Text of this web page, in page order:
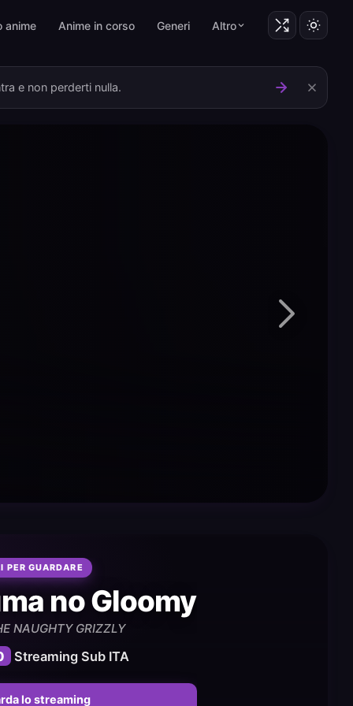
anime Anime in corso Generi Altro
e non perderti nulla.
PER GUARDARE
no Gloomy
NAUGHTY GRIZZLY
Streaming Sub ITA
lo streaming